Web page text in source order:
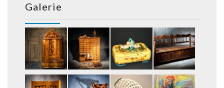
Galerie